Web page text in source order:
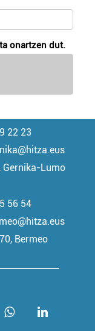
onartzen dut.
22 23
Gernika-Lumo
56 54
Bermeo